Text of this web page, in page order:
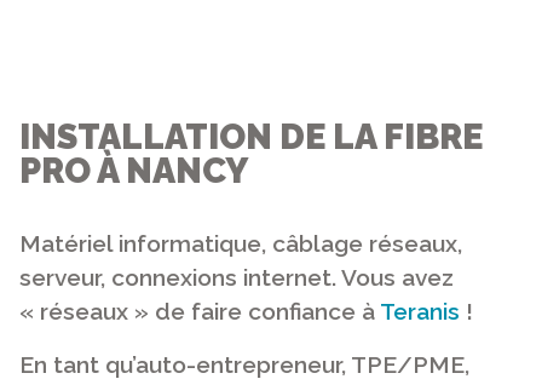
INSTALLATION DE LA FIBRE
PRO À NANCY
Matériel informatique, câblage réseaux,
serveur, connexions internet.Vous avez
« réseaux » de faire confiance à Teranis !
En tant qu’auto-entrepreneur, TPE/PME,